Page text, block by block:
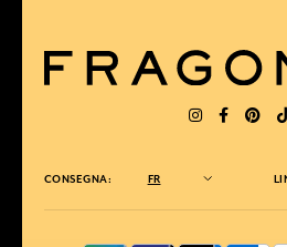
CONSEGNA: FR